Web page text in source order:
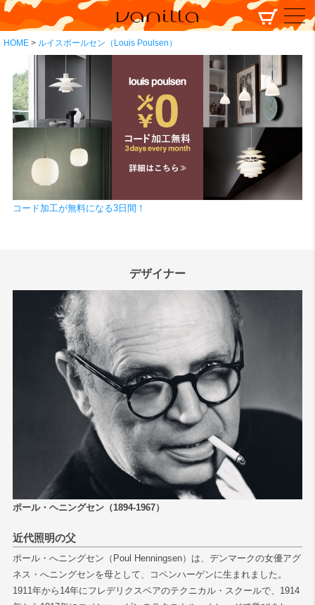
HOME ルイスポールセン（Louis Poulsen）
検索
コード加工が無料になる3日間！
デザイナー
ポール・ヘニングセン（1894-1967）
近代照明の父
ポール・へニングセン（Poul Henningsen）は、デンマークの女優アグ
ネス・へニングセンを母として、コペンハーゲンに生まれました。
1911年から14年にフレデリクスベアのテクニカル・スクールで、1914